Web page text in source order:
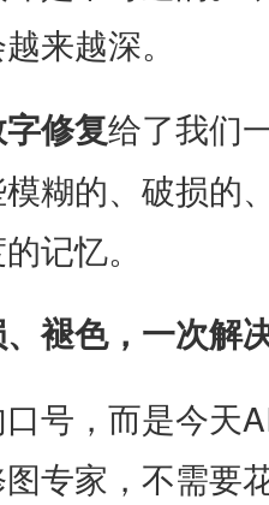
来越深。
修复给了我们
糊的、破损的
记忆。
褪色，一次解
号，而是今天
专家，不需要